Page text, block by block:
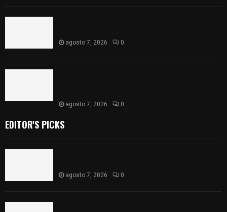
agosto 7, 2026 0
agosto 7, 2026 0
EDITOR'S PICKS
agosto 7, 2026 0